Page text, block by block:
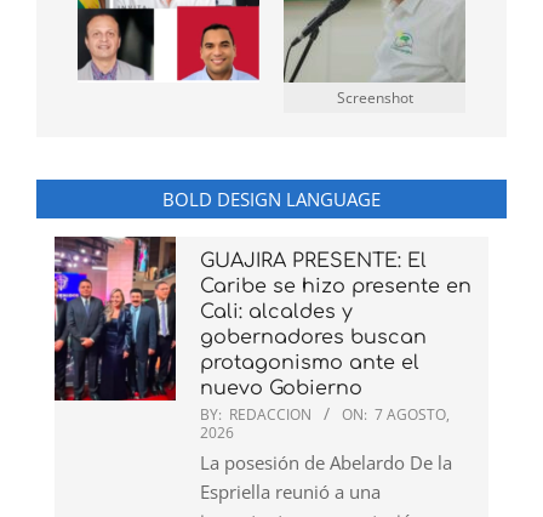
Screenshot
BOLD DESIGN LANGUAGE
GUAJIRA PRESENTE: El
Caribe se hizo presente en
Cali: alcaldes y
gobernadores buscan
protagonismo ante el
nuevo Gobierno
BY: REDACCION ON: 7 AGOSTO,
2026
La posesión de Abelardo De la
Espriella reunió a una